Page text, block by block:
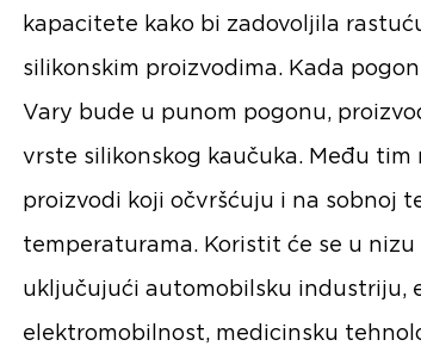
kapacitete kako bi zadovoljila
silikonskim proizvodima. Kada
Vary bude u punom pogonu,
vrste silikonskog kaučuka. Među tim
proizvodi koji očvršćuju i na sobnoj
temperaturama. Koristit će se u
uključujući automobilsku industriju,
elektromobilnost, medicinsku